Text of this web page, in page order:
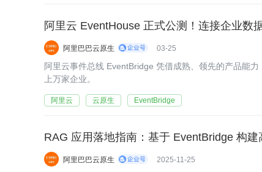
阿里云 EventHouse 正式公测！连接企业数
阿里巴巴云原生 03-25
阿里云事件总线 EventBridge 凭借成熟、领先的产品能
上万家企业。
阿里云 云原生 EventBridge
RAG 应用落地指南：基于 EventBridge 构
阿里巴巴云原生 2025-11-25